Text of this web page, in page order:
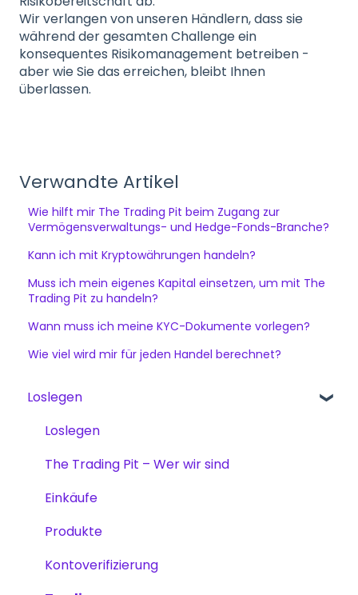
Wir verlangen von unseren Händlern, dass sie
während der gesamten Challenge ein
konsequentes Risikomanagement betreiben -
aber wie Sie das erreichen, bleibt Ihnen
überlassen.
Verwandte Artikel
Wie hilft mir The Trading Pit beim Zugang zur
Vermögensverwaltungs- und Hedge-Fonds-Branche?
Kann ich mit Kryptowährungen handeln?
Muss ich mein eigenes Kapital einsetzen, um mit The
Trading Pit zu handeln?
Wann muss ich meine KYC-Dokumente vorlegen?
Wie viel wird mir für jeden Handel berechnet?
Loslegen
Loslegen
The Trading Pit – Wer wir sind
Einkäufe
Produkte
Kontoverifizierung